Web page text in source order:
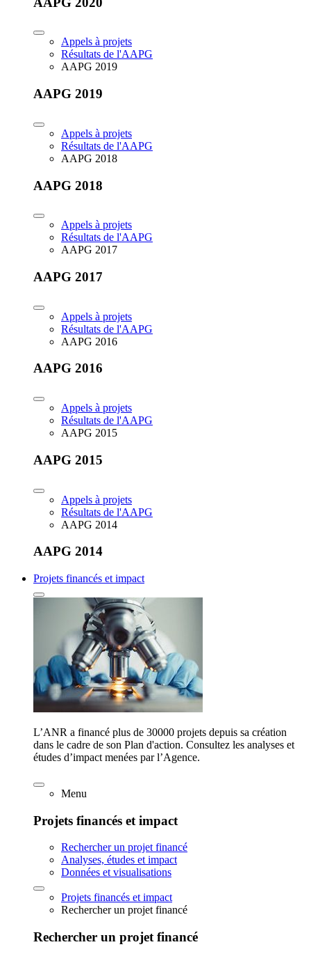
Appels à projets
Résultats de l'AAPG
AAPG 2019
AAPG 2019
Appels à projets
Résultats de l'AAPG
AAPG 2018
AAPG 2018
Appels à projets
Résultats de l'AAPG
AAPG 2017
AAPG 2017
Appels à projets
Résultats de l'AAPG
AAPG 2016
AAPG 2016
Appels à projets
Résultats de l'AAPG
AAPG 2015
AAPG 2015
Appels à projets
Résultats de l'AAPG
AAPG 2014
AAPG 2014
Projets financés et impact
L’ANR a financé plus de 30000 projets depuis sa création
dans le cadre de son Plan d'action. Consultez les analyses et
études d’impact menées par l’Agence.
Menu
Projets financés et impact
Rechercher un projet financé
Analyses, études et impact
Données et visualisations
Projets financés et impact
Rechercher un projet financé
Rechercher un projet financé